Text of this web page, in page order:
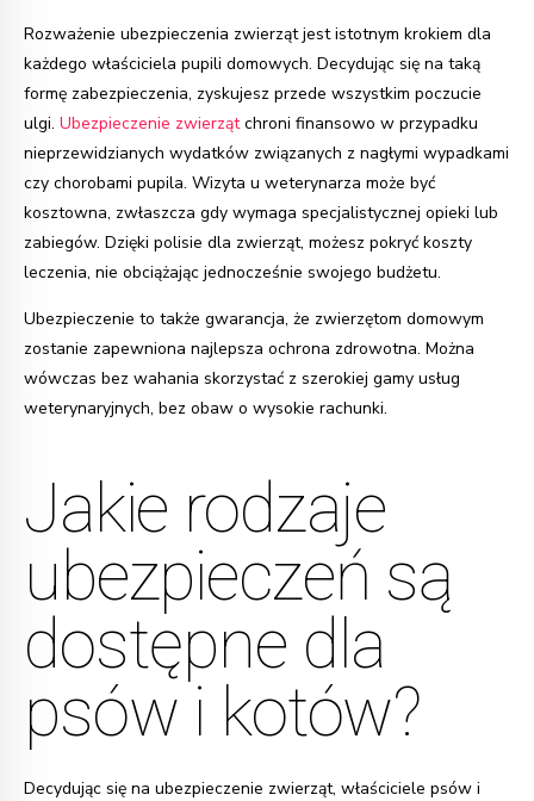
Rozważenie ubezpieczenia zwierząt jest istotnym krokiem dla
każdego właściciela pupili domowych. Decydując się na taką
formę zabezpieczenia, zyskujesz przede wszystkim poczucie
ulgi. Ubezpieczenie zwierzątchroni finansowo w przypadku
nieprzewidzianych wydatków związanych z nagłymi wypadkami
czy chorobami pupila. Wizyta u weterynarza może być
kosztowna, zwłaszcza gdy wymaga specjalistycznej opieki lub
zabiegów. Dzięki polisie dla zwierząt, możesz pokryć koszty
leczenia, nie obciążając jednocześnie swojego budżetu.
Ubezpieczenie to także gwarancja, że zwierzętom domowym
zostanie zapewniona najlepsza ochrona zdrowotna. Można
wówczas bez wahania skorzystać z szerokiej gamy usług
weterynaryjnych, bez obaw o wysokie rachunki.
Jakie rodzaje
ubezpieczeń są
dostępne dla
psów i kotów?
Decydując się na ubezpieczenie zwierząt, właściciele psów i